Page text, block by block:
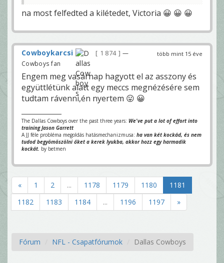
na most felfedted a kilétedet, Victoria 😀 😀 😀
több mint 15 éve
Cowboykarcsi 1 874
—
Cowboys fan
Engem meg vasárnap hagyott el az asszony és
együttlétünk alatt egy meccs megnézésére sem
tudtam rávenni,én nyertem 😛 😀
The Dallas Cowboys over the past three years: We've put a lot of effort into
training Jason Garrett
A JJ féle probléma megoldás hatásmechanizmusa: ha van két kockád, és nem
tudod begyömöszölni őket a kerek lyukba, akkor hozz egy harmadik
kockát. by betmen
« 1 2 ... 1178 1179 1180
1181
1182
1183 1184 ... 1196 1197 »
Fórum NFL - Csapatfórumok Dallas Cowboys